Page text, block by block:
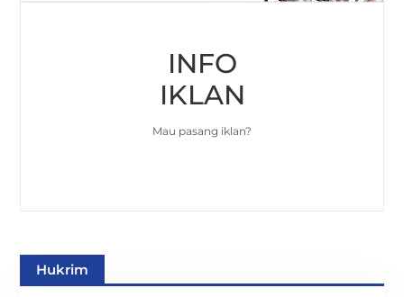
INFO
IKLAN
Mau pasang iklan?
Hukrim